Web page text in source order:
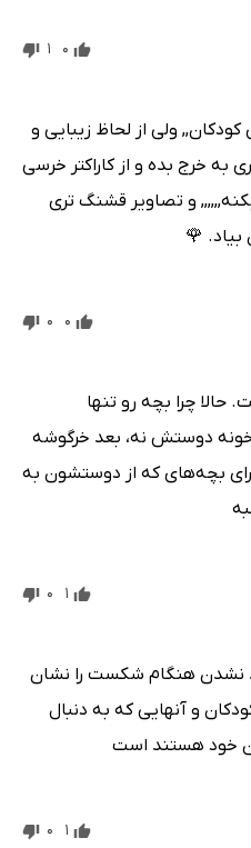
0
1
ولی از لحاظ زیبایی و
به خرج بده و از کاراکتر خرسی
و تصاویر قشنگ تری
🌹
0
0
چرا بچه رو تنها
دوستش نه، بعد خرگوشه
بچه‌های که از دوستشون به
1
0
نشدن هنگام شکست را نشان
و آنهایی که به دنبال
خود هستند است
1
0